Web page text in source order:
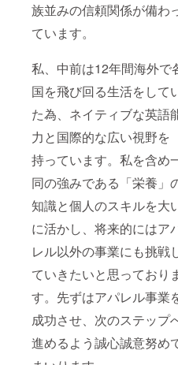
族並みの信頼関係が備わ
ています。
私、中前は12年間海外で
国を飛び回る生活をして
た為、ネイティブな英語
力と国際的な広い視野を
持っています。私を含め
同の強みである「栄養」
知識と個人のスキルを大
に活かし、将来的にはア
レル以外の事業にも挑戦
ていきたいと思っており
す。先ずはアパレル事業
成功させ、次のステップ
進めるよう誠心誠意努め